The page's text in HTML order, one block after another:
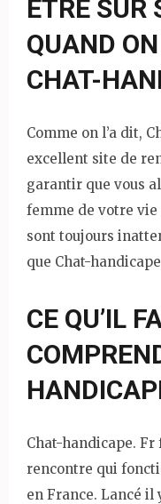
ÊTRE SUR
QUAND
CHAT-
Comme on l’a dit,
excellent site de
garantir que vous
femme de votre vie
sont toujours
que Chat-
CE QU’IL
Chat-handicape.
rencontre qui
en France. Lancé il